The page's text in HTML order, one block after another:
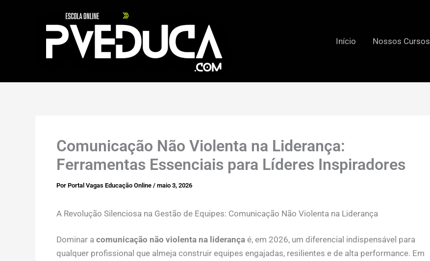
Início Nossos Cursos
Comunicação Não Violenta na Liderança:
Ferramentas Essenciais para Líderes Inspiradores
Por Portal Vagas Educação Online / maio 3, 2026
A Revolução Silenciosa na Gestão de Equipes: Comunicação Não Violenta na Liderança
Dominar a comunicação não violenta na liderançaé, em 2026, um diferencial indispensável para
qualquer profissional que almeja construir equipes engajadas, resilientes e de alta performance. Em